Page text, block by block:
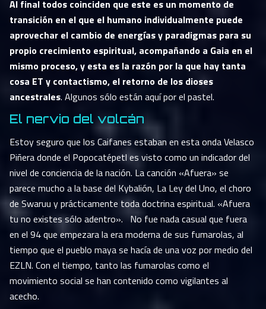
Al final todos coinciden que este es un momento de
transición en el que el humano individualmente puede
aprovechar el cambio de energías y paradigmas para su
propio crecimiento espiritual, acompañando a Gaia en el
mismo proceso, y esta es la razón por la que hay tanta
cosa ET y contactismo, el retorno de los dioses
ancestrales. Algunos sólo están aquí por el pastel.
El nervio del volcán
Estoy seguro que los Caifanes estaban en esta onda Velasco
Piñera donde el Popocatépetl es visto como un indicador del
nivel de conciencia de la nación. La canción «Afuera» se
parece mucho a la base del Kybalión, La Ley del Uno, el choro
de Swaruu y prácticamente toda doctrina espiritual. «Afuera
tu no existes sólo adentro». No fue nada casual que fuera
en el 94 que empezara la era moderna de sus fumarolas, al
tiempo que el pueblo maya se hacía de una voz por medio del
EZLN. Con el tiempo, tanto las fumarolas como el
movimiento social se han contenido como vigilantes al
acecho.